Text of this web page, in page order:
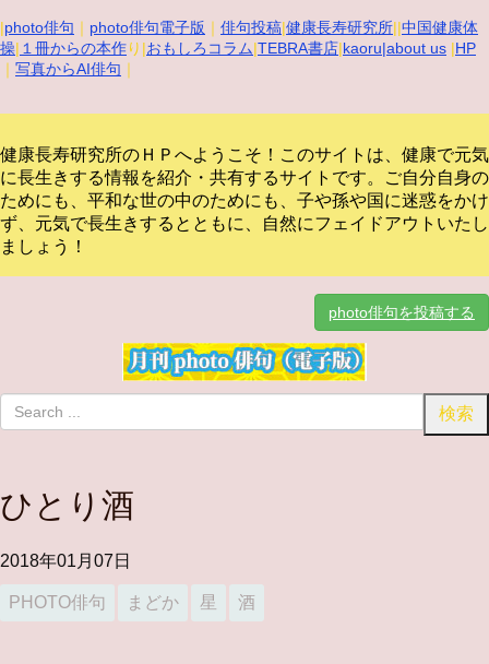
|photo俳句 ｜ photo俳句電子版 ｜ 俳句投稿|健康長寿研究所||中国健康体
操| １冊からの本作り|おもしろコラム|TEBRA書店|kaoru|about us |HP
｜ 写真からAI俳句 ｜
健康長寿研究所のＨＰへようこそ！このサイトは、健康で元気
に長生きする情報を紹介・共有するサイトです。
ご自分自身の
ためにも、平和な世の中のためにも、子や孫や国に迷惑をかけ
ず、元気で長生きするとともに、自然にフェイドアウトいたし
ましょう！
photo俳句を投稿する
ひとり酒
2018年01月07日
PHOTO俳句 まどか 星 酒